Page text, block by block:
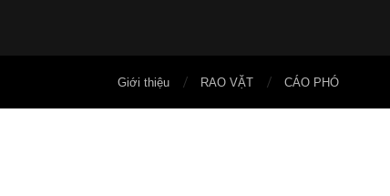
Giới thiệu RAO VẶT CÁO PHÓ